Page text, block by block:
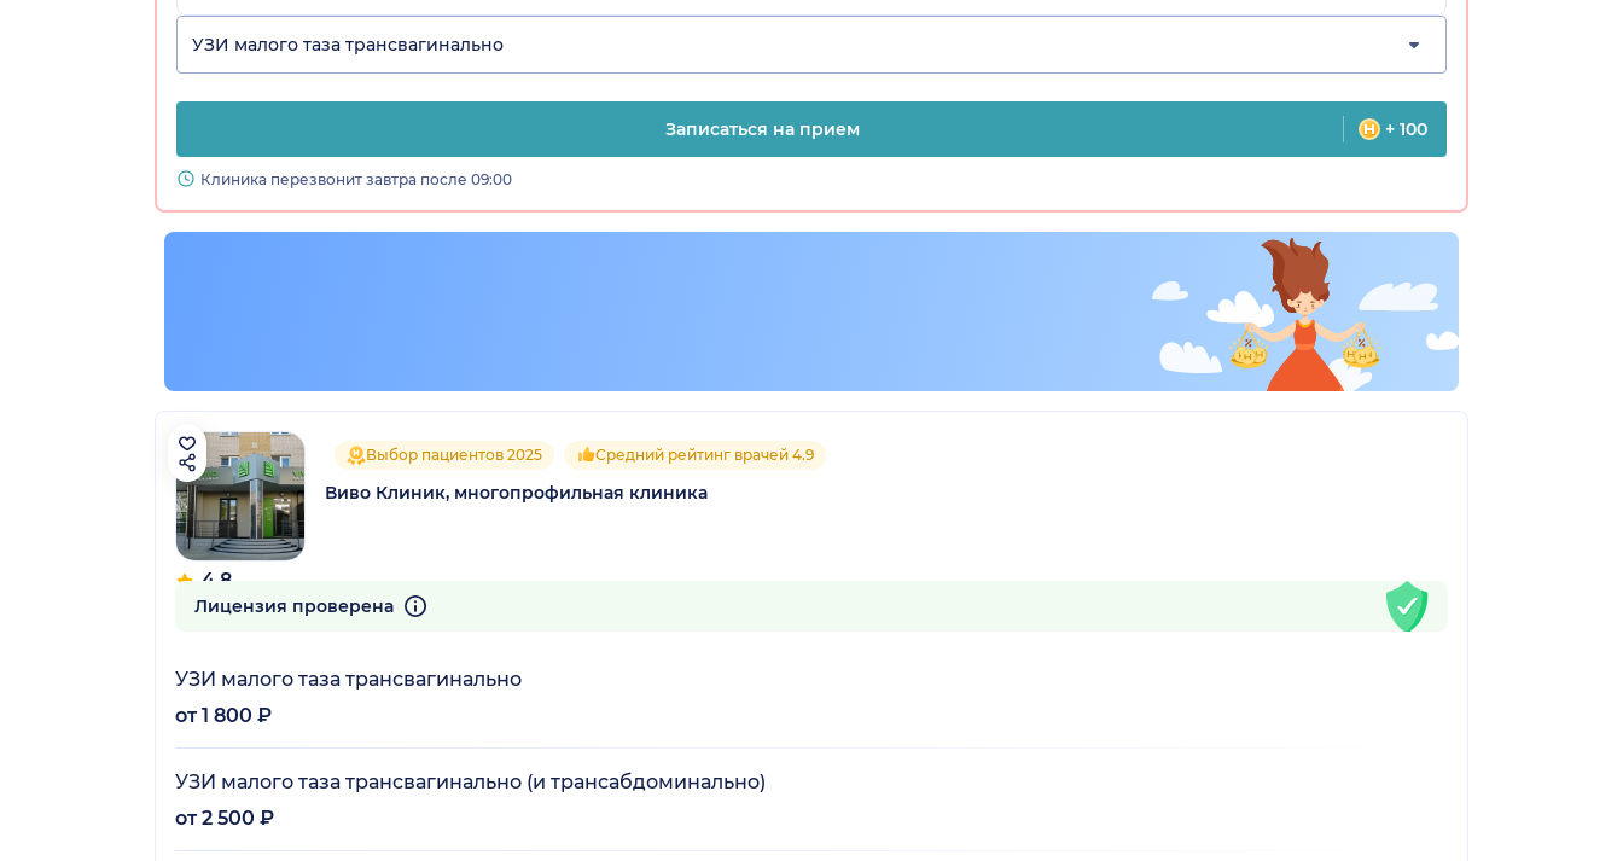
УЗИ малого таза трансвагинально
Записаться на прием + 100
Клиника перезвонит завтра после 09:00
4.8
107 отзывов
Выбор пациентов 2025 Средний рейтинг врачей 4.9
Виво Клиник, многопрофильная клиника
Лицензия проверена
УЗИ малого таза трансвагинально
от 1 800 ₽
УЗИ малого таза трансвагинально (и трансабдоминально)
от 2 500 ₽